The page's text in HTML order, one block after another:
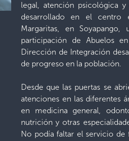
legal, atención psicológica
desarrollado en el centro
Margaritas, en
participación de Abuelos
Dirección de Integración
de progreso en la población.
Desde que las puertas se
atenciones en las diferentes
en medicina general,
nutrición y otras
No podía faltar el servicio de